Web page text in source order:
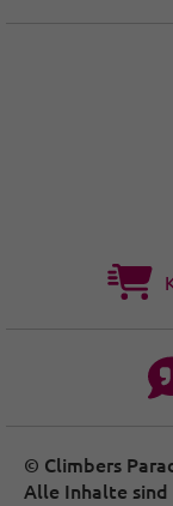
© Climbers
Alle Inhalte